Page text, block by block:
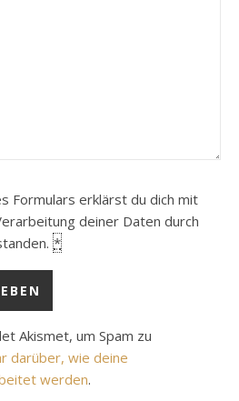
Formulars erklärst du dich mit
deiner Daten durch
*
Akismet, um Spam zu
darüber, wie deine
werden.